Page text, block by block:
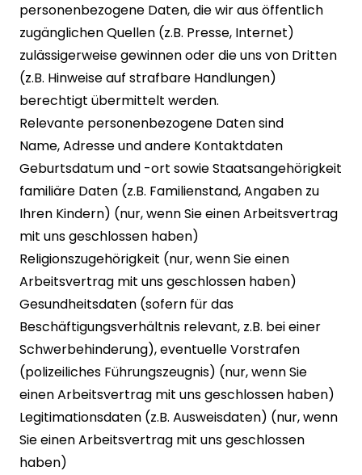
personenbezogene Daten, die wir aus öffentlich
zugänglichen Quellen (z.B. Presse, Internet)
zulässigerweise gewinnen oder die uns von Dritten
(z.B. Hinweise auf strafbare Handlungen)
berechtigt übermittelt werden.
Relevante personenbezogene Daten sind
Name, Adresse und andere Kontaktdaten
Geburtsdatum und -ort sowie Staatsangehörigkeit
familiäre Daten (z.B. Familienstand, Angaben zu
Ihren Kindern) (nur, wenn Sie einen Arbeitsvertrag
mit uns geschlossen haben)
Religionszugehörigkeit (nur, wenn Sie einen
Arbeitsvertrag mit uns geschlossen haben)
Gesundheitsdaten (sofern für das
Beschäftigungsverhältnis relevant, z.B. bei einer
Schwerbehinderung), eventuelle Vorstrafen
(polizeiliches Führungszeugnis) (nur, wenn Sie
einen Arbeitsvertrag mit uns geschlossen haben)
Legitimationsdaten (z.B. Ausweisdaten) (nur, wenn
Sie einen Arbeitsvertrag mit uns geschlossen
haben)